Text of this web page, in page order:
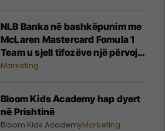
NLB Banka në bashkëpunim me
McLaren Mastercard Fomula 1
Team u sjell tifozëve një përvojë
të paharrueshme
Marketing
Bloom Kids Academy hap dyert
në Prishtinë
Bloom Kids AcademyMarketing